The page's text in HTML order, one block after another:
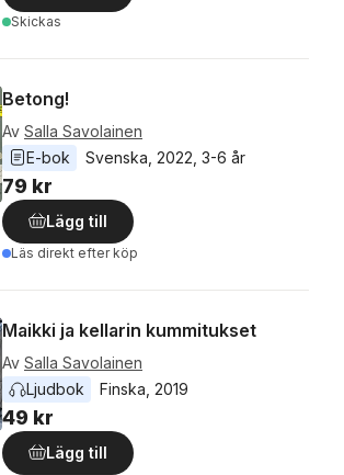
Skickas
Betong!
Av Salla Savolainen
E-bok
Svenska 2022 3-6 år
79 kr
Lägg till
Läs direkt efter köp
Maikki ja kellarin kummitukset
Av Salla Savolainen
Ljudbok
Finska 2019
49 kr
Lägg till